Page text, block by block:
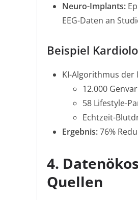
Neuro-Implants:
EEG-Daten an
Beispiel
KI-Algorithmus
12.000
58 Lifestyle-
Echtzeit-
Ergebnis:76%
4.
Quellen